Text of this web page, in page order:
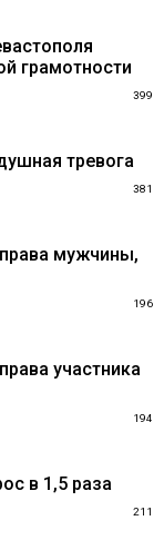
грамотности
399
тревога
381
мужчины,
196
участника
194
в 1,5 раза
211